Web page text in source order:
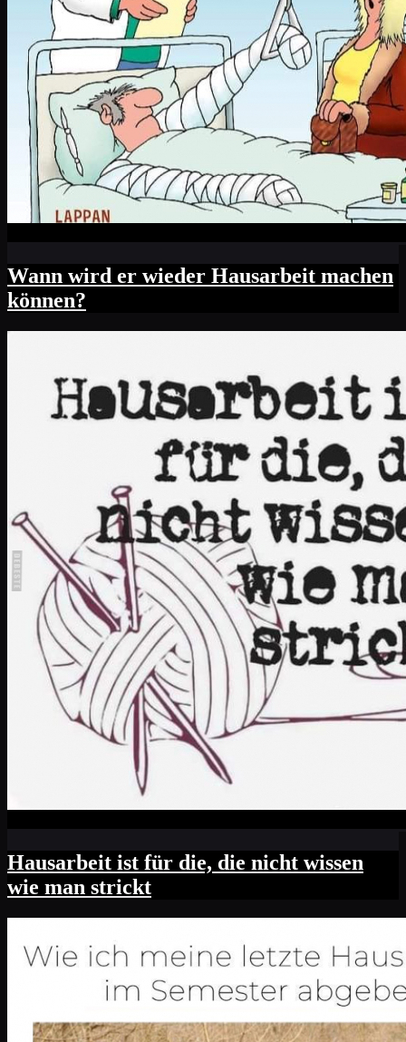
Wann wird er wieder Hausarbeit machen
können?
Hausarbeit ist für die, die nicht wissen
wie man strickt